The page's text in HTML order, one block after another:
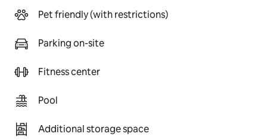
Pet friendly (with restrictions)
Parking on-site
Fitness center
Pool
Additional storage space